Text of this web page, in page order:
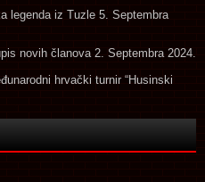
legenda iz Tuzle 5. Septembra
novih članova 2. Septembra 2024.
hrvački turnir “Husinski